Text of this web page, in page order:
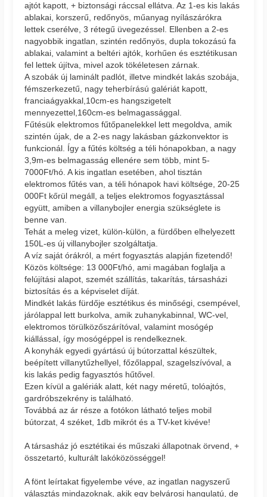
ajtót kapott, + biztonsági ráccsal ellátva. Az 1-es kis lakás
ablakai, korszerű, redőnyös, műanyag nyílászárókra
lettek cserélve, 3 rétegű üvegezéssel. Ellenben a 2-es
nagyobbik ingatlan, szintén redőnyös, dupla tokozású fa
ablakai, valamint a beltéri ajtók, korhűen és esztétikusan
fel lettek újítva, mivel azok tökéletesen zárnak.
A szobák új laminált padlót, illetve mindkét lakás szobája,
fémszerkezetű, nagy teherbírású galériát kapott,
franciaágyakkal,10cm-es hangszigetelt
mennyezettel,160cm-es belmagassággal.
Fűtésük elektromos fűtőpanelekkel lett megoldva, amik
szintén újak, de a 2-es nagy lakásban gázkonvektor is
funkcionál. Így a fűtés költség a téli hónapokban, a nagy
3,9m-es belmagasság ellenére sem több, mint 5-
7000Ft/hó. A kis ingatlan esetében, ahol tisztán
elektromos fűtés van, a téli hónapok havi költsége, 20-25
000Ft kőrül megáll, a teljes elektromos fogyasztással
együtt, amiben a villanybojler energia szükséglete is
benne van.
Tehát a meleg vizet, külön-külön, a fürdőben elhelyezett
150L-es új villanybojler szolgáltatja.
A víz saját órákról, a mért fogyasztás alapján fizetendő!
Közös költsége: 13 000Ft/hó, ami magában foglalja a
felújítási alapot, szemét szállítás, takarítás, társasházi
biztosítás és a képviselet díját.
Mindkét lakás fürdője esztétikus és minőségi, csempével,
járólappal lett burkolva, amik zuhanykabinnal, WC-vel,
elektromos törülközőszárítóval, valamint mosógép
kiállással, így mosógéppel is rendelkeznek.
A konyhák egyedi gyártású új bútorzattal készültek,
beépített villanytűzhellyel, főzőlappal, szagelszívóval, a
kis lakás pedig fagyasztós hűtővel.
Ezen kívül a galériák alatt, két nagy méretű, tolóajtós,
gardróbszekrény is található.
Továbbá az ár része a fotókon látható teljes mobil
bútorzat, 4 széket, 1db mikrót és a TV-ket kivéve!
A társasház jó esztétikai és műszaki állapotnak örvend, +
összetartó, kulturált lakóközösséggel!
A fönt leírtakat figyelembe véve, az ingatlan nagyszerű
választás mindazoknak, akik egy belvárosi hangulatú, de